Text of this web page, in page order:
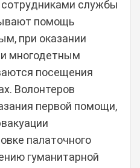
службы
помощь
при оказании
многодетным
посещения
Волонтеров
первой помощи,
палаточного
гуманитарной